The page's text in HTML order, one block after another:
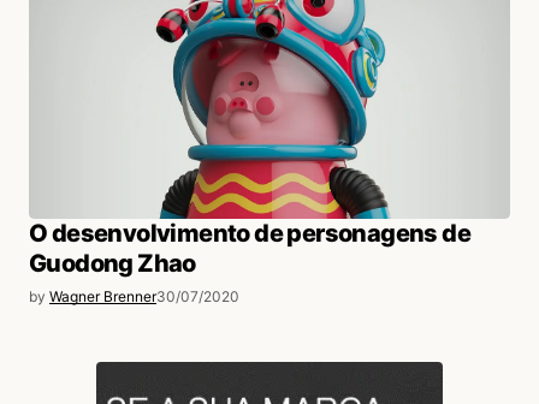
O desenvolvimento de personagens de
Guodong Zhao
by Wagner Brenner30/07/2020